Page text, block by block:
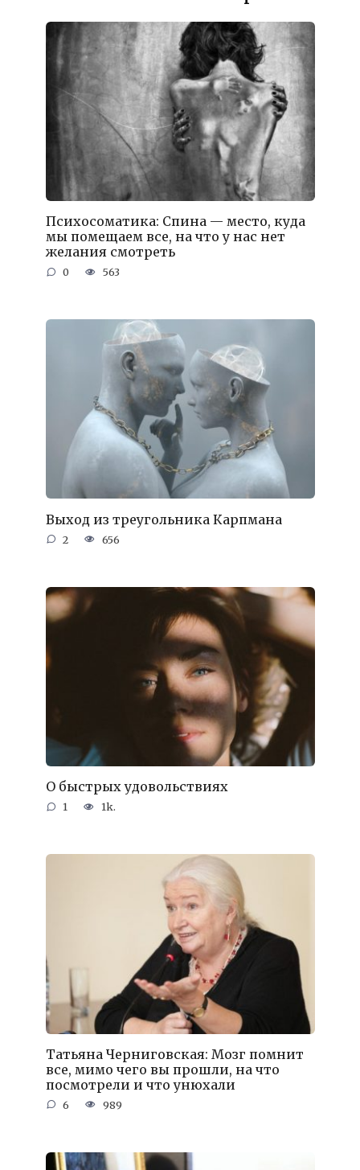
Психосоматика: Спина — место, куда
мы помещаем все, на что у нас нет
желания смотреть
0 563
Выход из треугольника Карпмана
2 656
О быстрых удовольствиях
1 1k.
Татьяна Черниговская: Мозг помнит
все, мимо чего вы прошли, на что
посмотрели и что унюхали
6 989